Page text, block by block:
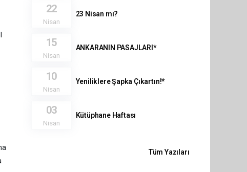
22
Nisan
23 Nisan mı?
15
Nisan
ANKARANIN PASAJLARI*
10
Nisan
Yeniliklere Şapka Çıkartın!*
03
Nisan
Kütüphane Haftası
Tüm Yazıları